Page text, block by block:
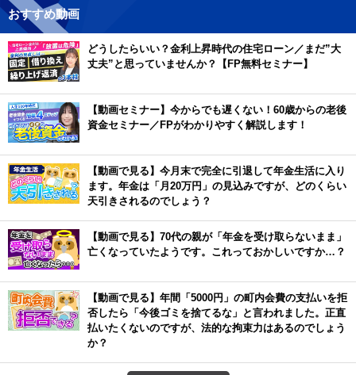
おすすめ動画
どうしたらいい？金利上昇時代の住宅ローン／まだ”大
丈夫”と思っていませんか？【FP無料セミナー】
【動画セミナー】今からでも遅くない！60歳からの老後
資金セミナー／FPがわかりやすく解説します！
【動画で見る】今月末で完全に引退して年金生活に入り
ます。年金は「月20万円」の見込みですが、どのくらい
天引きされるのでしょう？
【動画で見る】70代の親が「年金を受け取らないまま」
亡くなっていたようです。これっておかしいですか…？
【動画で見る】年間「5000円」の町内会費の支払いを拒
否したら「今後ゴミを捨てるな」と言われました。正直
払いたくないのですが、法的な拘束力はあるのでしょう
か？